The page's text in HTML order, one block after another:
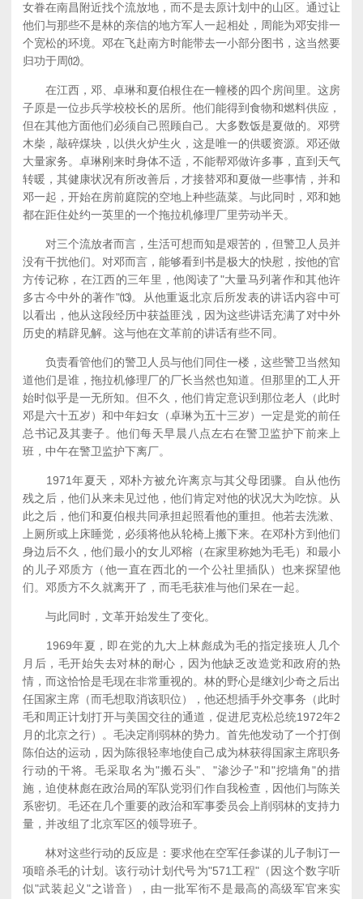
女眷在南昌附近找个流放地，而不是去原计划中的山区。通过让
他们与那些不是林的亲信的地方军人一起相处，周能为邓安排一
个宽松的环境。邓在飞赴南方时能带去一小部分图书，这当然要
归功于周⑿。
在江西，邓、卓琳和夏伯根住在一幢楼的四个房间里。这房
子原是一位步兵学校校长的居所。他们能得到食物和燃料供应，
但在其他方面他们必须自己照顾自己。大多数饭是夏做的。邓劈
木柴，敲碎煤块，以供火炉生火，这是唯一的供暖资源。邓还做
大量家务。卓琳刚来时身体不适，不能帮邓做许多事，直到天气
转暖，其健康状况有所改善后，才接替邓和夏做一些事情，并和
邓一起，开始在房前庭院的空地上种些蔬菜。与此同时，邓和她
都在距住处约一英里的一个拖拉机修理厂里劳动半天。
对三个流放者而言，生活可想而知是艰苦的，但警卫人员并
没有干扰他们。对邓而言，能够看到书是极大的快慰，按他的官
方传记称，在江西的三年里，他阅读了"大量马列著作和其他许
多古今中外的著作"⒀。从他重返北京后所发表的讲话内容中可
以看出，他从这段经历中获益匪浅，因为这些讲话充满了对中外
历史的精辟见解。这与他在文革前的讲话有些不同。
负责看管他们的警卫人员与他们同住一楼，这些警卫当然知
道他们是谁，拖拉机修理厂的厂长当然也知道。但那里的工人开
始时似乎是一无所知。但不久，他们肯定意识到那位老人（此时
邓是六十五岁）和中年妇女（卓琳为五十三岁）一定是党的前任
总书记及其妻子。他们每天早晨八点左右在警卫监护下前来上
班，中午在警卫监护下离厂。
1971年夏天，邓朴方被允许离京与其父母团骤。自从他伤
残之后，他们从来未见过他，他们肯定对他的状况大为吃惊。从
此之后，他们和夏伯根共同承担起照看他的重担。他若去洗漱、
上厕所或上床睡觉，必须将他从轮椅上搬下来。在邓朴方到他们
身边后不久，他们最小的女儿邓榕（在家里称她为毛毛）和最小
的儿子邓质方（他一直在西北的一个公社里插队）也来探望他
们。邓质方不久就离开了，而毛毛获准与他们呆在一起。
与此同时，文革开始发生了变化。
1969年夏，即在党的九大上林彪成为毛的指定接班人几个
月后，毛开始失去对林的耐心，因为他缺乏改造党和政府的热
情，而这恰恰是毛现在非常重视的。林的野心是继刘少奇之后出
任国家主席（而毛想取消该职位），他还想插手外交事务（此时
毛和周正计划打开与美国交往的通道，促进尼克松总统1972年2
月的北京之行）。毛决定削弱林的势力。首先他发动了一个打倒
陈伯达的运动，因为陈很轻率地使自己成为林获得国家主席职务
行动的干将。毛采取名为"搬石头"、"渗沙子"和"挖墙角"的措
施，迫使林彪在政治局的军队党羽们作自我检查，因他们与陈关
系密切。毛还在几个重要的政治和军事委员会上削弱林的支持力
量，并改组了北京军区的领导班子。
林对这些行动的反应是：要求他在空军任参谋的儿子制订一
项暗杀毛的计划。该行动计划代号为"571工程"（因这个数字听
似"武装起义"之谐音），由一批军衔不是最高的高级军官来实